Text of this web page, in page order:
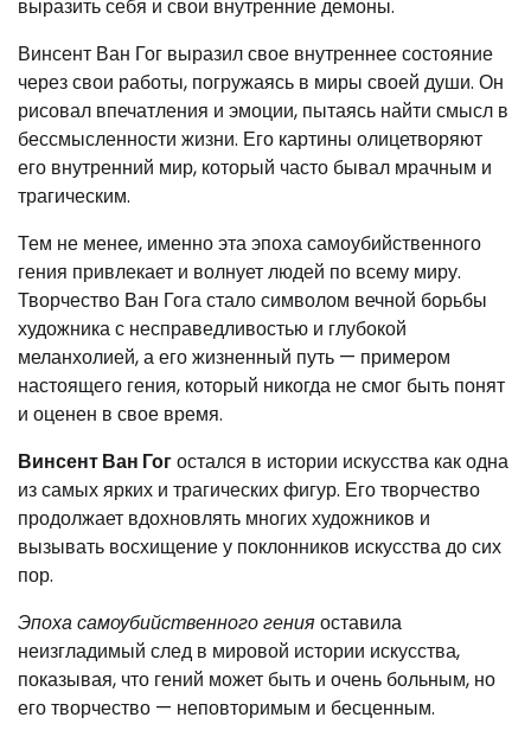
выразить себя и свои внутренние демоны.
Винсент Ван Гог выразил свое внутреннее состояние
через свои работы, погружаясь в миры своей души. Он
рисовал впечатления и эмоции, пытаясь найти смысл в
бессмысленности жизни. Его картины олицетворяют
его внутренний мир, который часто бывал мрачным и
трагическим.
Тем не менее, именно эта эпоха самоубийственного
гения привлекает и волнует людей по всему миру.
Творчество Ван Гога стало символом вечной борьбы
художника с несправедливостью и глубокой
меланхолией, а его жизненный путь — примером
настоящего гения, который никогда не смог быть понят
и оценен в свое время.
Винсент Ван Гогостался в истории искусства как одна
из самых ярких и трагических фигур. Его творчество
продолжает вдохновлять многих художников и
вызывать восхищение у поклонников искусства до сих
пор.
Эпоха самоубийственного генияоставила
неизгладимый след в мировой истории искусства,
показывая, что гений может быть и очень больным, но
его творчество — неповторимым и бесценным.